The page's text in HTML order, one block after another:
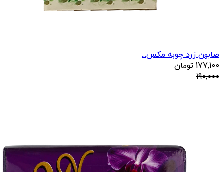
صابون زرد چوبه مکس...
177,100 تومان
190,000